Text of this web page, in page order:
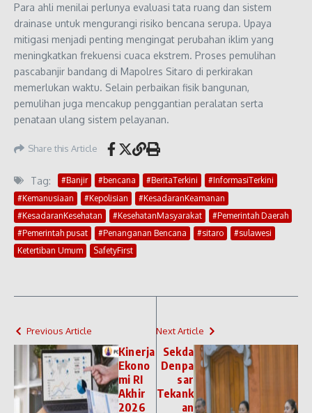
Para ahli menilai perlunya evaluasi tata ruang dan sistem
drainase untuk mengurangi risiko bencana serupa. Upaya
mitigasi menjadi penting mengingat perubahan iklim yang
meningkatkan frekuensi cuaca ekstrem. Proses pemulihan
pascabanjir bandang di Mapolres Sitaro di perkirakan
memerlukan waktu. Selain perbaikan fisik bangunan,
pemulihan juga mencakup penggantian peralatan serta
penataan ulang sistem pelayanan.
Share this Article
Tag: #Banjir #bencana #BeritaTerkini
#InformasiTerkini
#Kemanusiaan
#Kepolisian
#KesadaranKeamanan
#KesadaranKesehatan
#KesehatanMasyarakat
#Pemerintah Daerah
#Pemerintah pusat
#Penanganan Bencana #sitaro
#sulawesi
Ketertiban Umum
SafetyFirst
Previous Article
Kinerja
Ekono
mi RI
Akhir
2026
Next Article
Sekda
Denpa
sar
Tekank
an